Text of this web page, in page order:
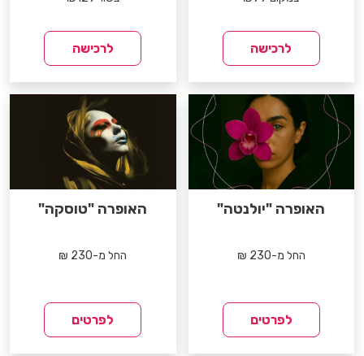
לרכישה לרכישה
האופרה "יולנטה"
החל מ-230 ₪
לפרטים
האופרה "טוסקה"
החל מ-230 ₪
לפרטים